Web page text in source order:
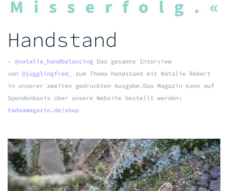
Handstand
– @natalie_handbalancing Das gesamte Interview
von @jugglingfred_
zum Thema Handstand mit Natalie Rekert
in unserer zweiten gedruckten Ausgabe. Das Magazin kann auf
Spendenbasis über unsere Website bestellt werden:
tadaamagazin.de/shop